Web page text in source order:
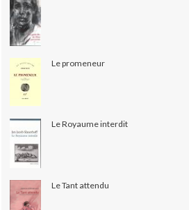
Le promeneur
Le Royaume interdit
Le Tant attendu